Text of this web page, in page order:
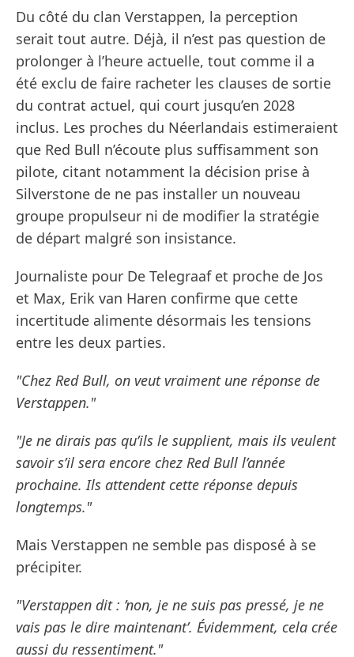
Du côté du clan Verstappen, la perception
serait tout autre. Déjà, il n’est pas question de
prolonger à l’heure actuelle, tout comme il a
été exclu de faire racheter les clauses de sortie
du contrat actuel, qui court jusqu’en 2028
inclus. Les proches du Néerlandais estimeraient
que Red Bull n’écoute plus suffisamment son
pilote, citant notamment la décision prise à
Silverstone de ne pas installer un nouveau
groupe propulseur ni de modifier la stratégie
de départ malgré son insistance.
Journaliste pour De Telegraaf et proche de Jos
et Max, Erik van Haren confirme que cette
incertitude alimente désormais les tensions
entre les deux parties.
"Chez Red Bull, on veut vraiment une réponse de
Verstappen."
"Je ne dirais pas qu’ils le supplient, mais ils veulent
savoir s’il sera encore chez Red Bull l’année
prochaine. Ils attendent cette réponse depuis
longtemps."
Mais Verstappen ne semble pas disposé à se
précipiter.
"Verstappen dit : ’non, je ne suis pas pressé, je ne
vais pas le dire maintenant’. Évidemment, cela crée
aussi du ressentiment."